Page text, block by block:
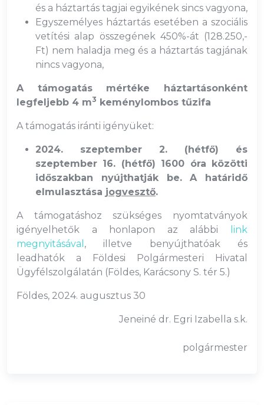
és a háztartás tagjai egyikének sincs vagyona,
Egyszemélyes háztartás esetében a szociális
vetítési alap összegének 450%-át (128.250,-
Ft) nem haladja meg és a háztartás tagjának
nincs vagyona,
A támogatás mértéke háztartásonként
legfeljebb 4 m3 keménylombos tűzifa
A támogatás iránti igényüket:
2024. szeptember 2. (hétfő) és
szeptember 16. (hétfő) 1600 óra közötti
időszakban nyújthatják be. A határidő
elmulasztása jogvesztő.
A támogatáshoz szükséges nyomtatványok
igényelhetők a honlapon az alábbi
link
megnyitásával , illetve benyújthatóak és
leadhatók a Földesi Polgármesteri Hivatal
Ügyfélszolgálatán (Földes, Karácsony S. tér 5.)
Földes, 2024. augusztus 30
Jeneiné dr. Egri Izabella s.k.
polgármester